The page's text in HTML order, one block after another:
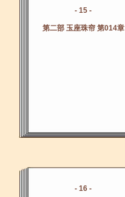
- 15 -
第二部 玉座珠帘 第014章
- 16 -